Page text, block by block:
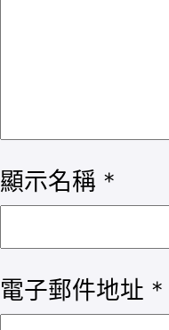
顯示名稱 *
電子郵件地址 *